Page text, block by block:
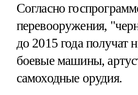
Согласно
перевооружения,
до 2015 года получат
боевые машины,
самоходные орудия.